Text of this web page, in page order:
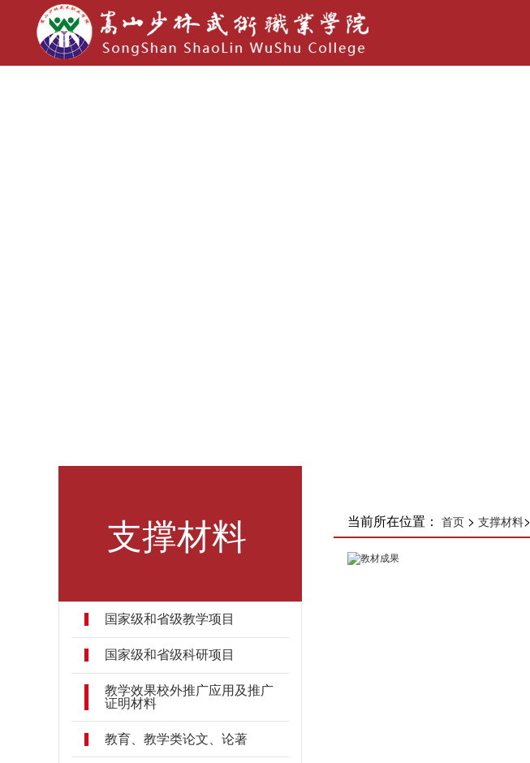
支撑材料
国家级和省级教学项目
国家级和省级科研项目
教学效果校外推广应用及推广
证明材料
教育、教学类论文、论著
当前所在位置： 首页> 支撑材料>